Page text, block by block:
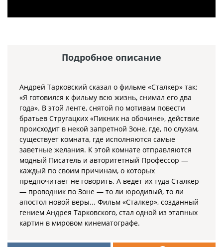
Подробное описание
Андрей Тарковский сказал о фильме «Сталкер» так:
«Я готовился к фильму всю жизнь, снимал его два
года». В этой ленте, снятой по мотивам повести
братьев Стругацких «Пикник на обочине», действие
происходит в некой запретной Зоне, где, по слухам,
существует комната, где исполняются самые
заветные желания. К этой комнате отправляются
модный Писатель и авторитетный Профессор —
каждый по своим причинам, о которых
предпочитает не говорить. А ведет их туда Сталкер
— проводник по Зоне — то ли юродивый, то ли
апостол новой веры... Фильм «Сталкер», созданный
гением Андрея Тарковского, стал одной из этапных
картин в мировом кинематографе.